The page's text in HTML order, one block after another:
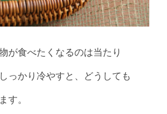
が食べたくなるのは当たり
っかり冷やすと、どうしても
す。